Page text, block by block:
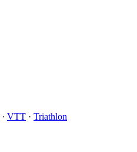
· VTT · Triathlon